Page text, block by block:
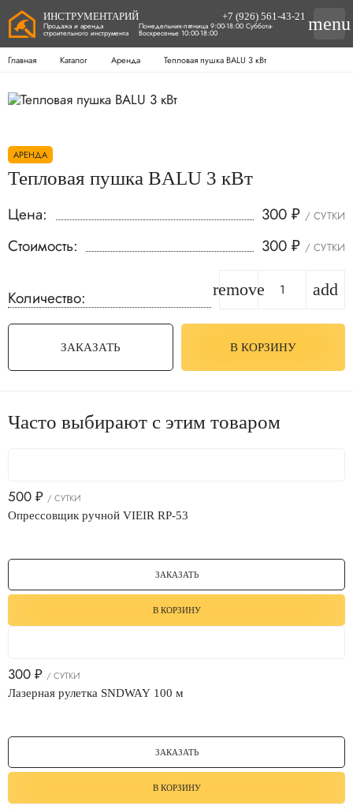
Главная Каталог Аренда Тепловая пушка BALU 3 кВт
АРЕНДА
Тепловая пушка BALU 3 кВт
Цена:
300 ₽ / СУТКИ
Стоимость: 300 ₽ / СУТКИ
Количество: remove add
ЗАКАЗАТЬ В КОРЗИНУ
Часто выбирают с этим товаром
500 ₽ / СУТКИ
Опрессовщик ручной VIEIR RP-53
ЗАКАЗАТЬ
В КОРЗИНУ
300 ₽ / СУТКИ
Лазерная рулетка SNDWAY 100 м
ЗАКАЗАТЬ
В КОРЗИНУ
ИНСТРУМЕНТАРИЙ
Продажа и аренда
строительного инструмента
+7 (926) 561-43-21
Понедельник-пятница 9:00-18:00 Суббота-
Воскресенье 10:00-18:00 menu